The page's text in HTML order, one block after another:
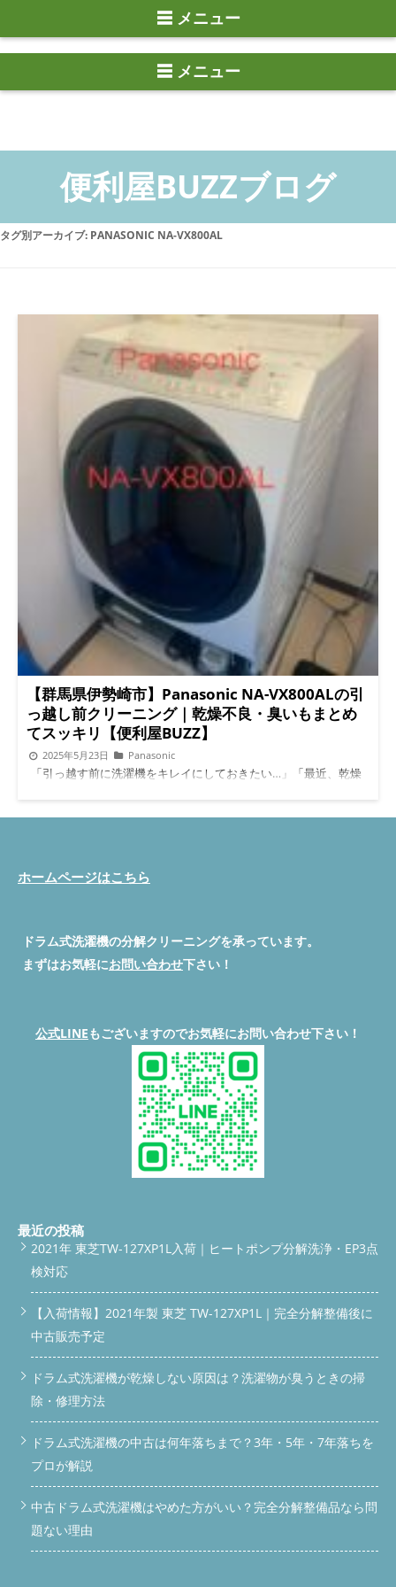
☰ メニュー
タグ別アーカイブ: PANASONIC NA-VX800AL
【群馬県伊勢崎市】Panasonic NA-VX800ALの引
っ越し前クリーニング｜乾燥不良・臭いもまとめ
てスッキリ【便利屋BUZZ】
2025年5月23日 Panasonic
「引っ越す前に洗濯機をキレイにしておきたい…」「最近、乾燥
で相談する
LINEで気軽に相談する
燥の力が弱くなったり、臭いが気になったりすることも…。今回
はそんな悩みをまるっと解決しました！ 引っ越し前のクリーニ
ングは早めが吉 実は、引っ越し前に洗濯機を分解清掃しておく
とも。 乾燥不良の原因は「ヒートポンプの汚れ」 今回のお宅で
は、ヒートポンプ内にホコリがビッシリ。これでは温風がしっか
り通らず、乾燥がうまくいきません。しかも、洗濯物が生乾きに
なることで、イヤな臭いの原因にもなってしまうんです。 臭い
の元は「カビ＋湿気＋洗剤カス」 ドラムの奥や脱水カバー裏に
びっしりこびりついた汚れ。ここにカビが繁殖して、臭いの原因
になっていました。見えない場所こそ要注意です。 分解清掃で
新品同様の爽やかさに！ 便利屋BUZZでは、完全分解による内部
洗浄を実施。ヒートポンプや脱水カバー、ドラム槽の奥まで徹底
的にキレイにします。除菌・消臭処理も行い、イヤな臭いも完全
善！！これで風の通りも良くなり、しっかり乾くようになりまし
た。 施工前後のビフォーアフター画像 ▼ヒートポンプ清掃前 ▼
ヒートポンプ清掃後 ▼脱水カバー清掃前 ▼脱水カバー清掃後 ▼
ドラム槽清掃前 ▼ドラム槽清掃後 こんな方にオススメです！ 引
っ越し前に洗濯機をキレイにしたい方 乾燥が弱くて洗濯物が生
乾きな方 洗濯機の臭いが気になる方 プロによる安心の分解清掃
を求めている方 お問い合わせはこちらから
て電話
LINEで相談（URLは非表示設定可能）
い合わせ よくあるご質問（Q&A） Q. 引っ越し前に分解クリーニ
ングをするメリットは？ A. 新居でのカビ臭や乾燥不良を防ぐた
めに非常に有効です。長年の汚れを持ち込まないのがポイント。
Q. 自分でも掃除できますか？ A. フィルター程度なら可能です
Q. 作業時間はどのくらい？ A. 通常3〜4時間ほどで完了します。
部品交換がある場合は＋1時間程度。 Q. 出張費はかかりますか？
や臭いで悩んでいたPanasonic NA-VX800ALも、分解清掃と部品
交換で見違えるほど快適に。便利屋BUZZでは、引っ越し前のタ
イミングにぴったりのクリーニングをご提案しています。 気に
ホームページはこちら
ドラム式洗濯機の分解クリーニングを承っています。
まずはお気軽にお問い合わせ下さい！
公式LINEもございますのでお気軽にお問い合わせ下さい！
最近の投稿
2021年 東芝TW-127XP1L入荷｜ヒートポンプ分解洗浄・EP3点
検対応
【入荷情報】2021年製 東芝 TW-127XP1L｜完全分解整備後に
中古販売予定
ドラム式洗濯機が乾燥しない原因は？洗濯物が臭うときの掃
除・修理方法
ドラム式洗濯機の中古は何年落ちまで？3年・5年・7年落ちを
プロが解説
中古ドラム式洗濯機はやめた方がいい？完全分解整備品なら問
題ない理由